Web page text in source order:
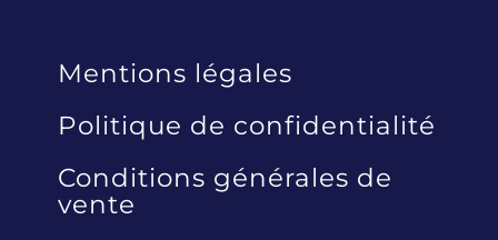
Mentions légales
Politique de confidentialité
Conditions générales de
vente